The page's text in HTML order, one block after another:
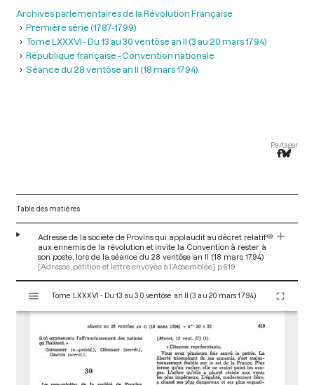
Archives parlementaires de la Révolution Française
Première série (1787-1799)
Tome LXXXVI - Du 13 au 30 ventôse an II (3 au 20 mars 1794)
République française - Convention nationale
Séance du 28 ventôse an II (18 mars 1794)
Partager
Table des matières
Adresse de la société de Provins qui applaudit au décret relatif
aux ennemis de la révolution et invite la Convention à rester à
son poste, lors de la séance du 28 ventôse an II (18 mars 1794)
[Adresse, pétition et lettre envoyée à l’Assemblée] p.619
s
Tome LXXXVI - Du 13 au 30 ventôse an II (3 au 20 mars 1794)